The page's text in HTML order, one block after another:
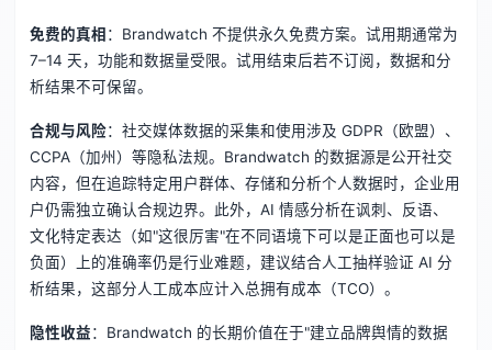
免费的真相 ：Brandwatch 不提供永久免费方案。试用期通常为
7–14 天，功能和数据量受限。试用结束后若不订阅，数据和分
析结果不可保留。
合规与风险：社交媒体数据的采集和使用涉及 GDPR（欧盟）、
CCPA（加州）等隐私法规。Brandwatch 的数据源是公开社交
内容，但在追踪特定用户群体、存储和分析个人数据时，企业用
户仍需独立确认合规边界。此外，AI 情感分析在讽刺、反语、
文化特定表达（如"这很厉害"在不同语境下可以是正面也可以是
负面）上的准确率仍是行业难题，建议结合人工抽样验证 AI 分
析结果，这部分人工成本应计入总拥有成本（TCO）。
隐性收益：Brandwatch 的长期价值在于"建立品牌舆情的数据